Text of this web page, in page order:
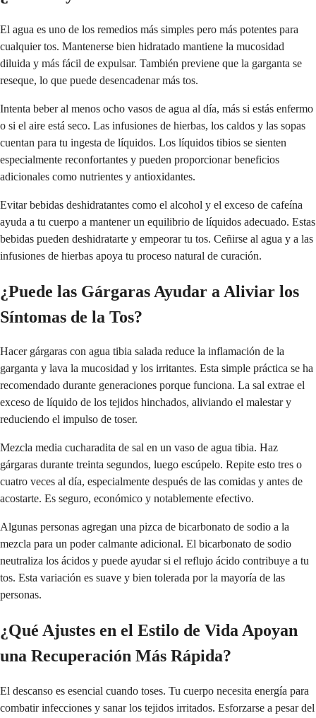
El agua es uno de los remedios más simples pero más potentes para
cualquier tos. Mantenerse bien hidratado mantiene la mucosidad
diluida y más fácil de expulsar. También previene que la garganta se
reseque, lo que puede desencadenar más tos.
Intenta beber al menos ocho vasos de agua al día, más si estás enfermo
o si el aire está seco. Las infusiones de hierbas, los caldos y las sopas
cuentan para tu ingesta de líquidos. Los líquidos tibios se sienten
especialmente reconfortantes y pueden proporcionar beneficios
adicionales como nutrientes y antioxidantes.
Evitar bebidas deshidratantes como el alcohol y el exceso de cafeína
ayuda a tu cuerpo a mantener un equilibrio de líquidos adecuado. Estas
bebidas pueden deshidratarte y empeorar tu tos. Ceñirse al agua y a las
infusiones de hierbas apoya tu proceso natural de curación.
¿Puede las Gárgaras Ayudar a Aliviar los
Síntomas de la Tos?
Hacer gárgaras con agua tibia salada reduce la inflamación de la
garganta y lava la mucosidad y los irritantes. Esta simple práctica se ha
recomendado durante generaciones porque funciona. La sal extrae el
exceso de líquido de los tejidos hinchados, aliviando el malestar y
reduciendo el impulso de toser.
Mezcla media cucharadita de sal en un vaso de agua tibia. Haz
gárgaras durante treinta segundos, luego escúpelo. Repite esto tres o
cuatro veces al día, especialmente después de las comidas y antes de
acostarte. Es seguro, económico y notablemente efectivo.
Algunas personas agregan una pizca de bicarbonato de sodio a la
mezcla para un poder calmante adicional. El bicarbonato de sodio
neutraliza los ácidos y puede ayudar si el reflujo ácido contribuye a tu
tos. Esta variación es suave y bien tolerada por la mayoría de las
personas.
¿Qué Ajustes en el Estilo de Vida Apoyan
una Recuperación Más Rápida?
El descanso es esencial cuando toses. Tu cuerpo necesita energía para
combatir infecciones y sanar los tejidos irritados. Esforzarse a pesar del